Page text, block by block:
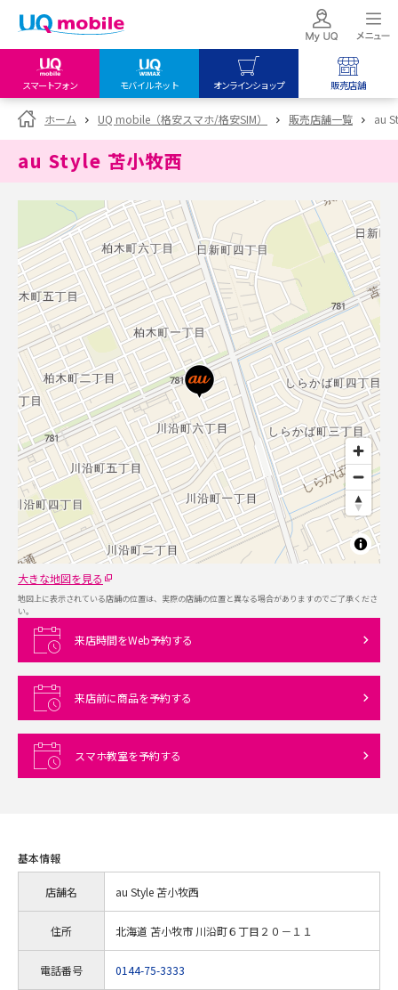
スマートフォン モバイルネット オンラインショップ 販売店舗
my UQ WiMAX
UQ WiMAX ご契約の方
My UQ mobile
UQ mobile
データチャージサイト
UQ mobile
オンラインショップ
UQ WiMAX
UQ mobile
販売店舗
UQ WiMAX
ホーム UQ mobile（格安スマホ/格安SIM） 販売店舗一覧 au
au Style 苫小牧西
大きな地図を見る
地図上に表示されている店舗の位置は、実際の店舗の位置と異なる場合がありますのでご了承くださ
い。
来店時間をWeb予約する
来店前に商品を予約する
スマホ教室を予約する
基本情報
店舗名 au Style 苫小牧西
住所 北海道 苫小牧市 川沿町６丁目２０－１１
電話番号 0144-75-3333